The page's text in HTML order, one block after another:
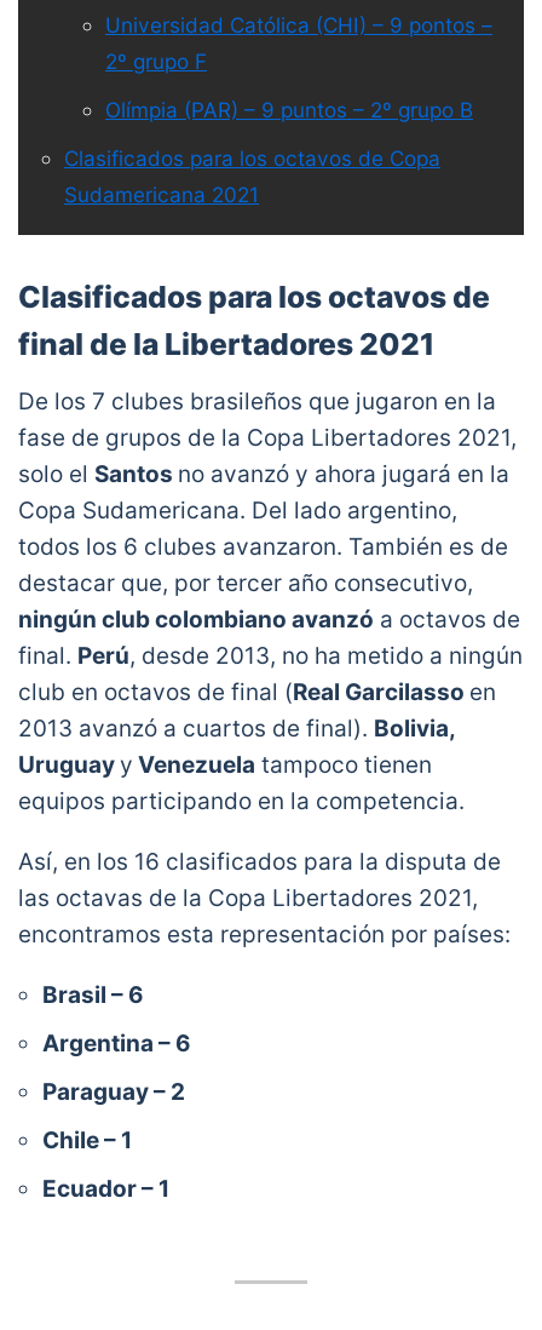
Universidad Católica (CHI) – 9 pontos –
2º grupo F
Olímpia (PAR) – 9 puntos – 2º grupo B
Clasificados para los octavos de Copa
Sudamericana 2021
Clasificados para los octavos de
final de la Libertadores 2021
De los 7 clubes brasileños que jugaron en la
fase de grupos de la Copa Libertadores 2021,
solo el Santos no avanzó y ahora jugará en la
Copa Sudamericana. Del lado argentino,
todos los 6 clubes avanzaron. También es de
destacar que, por tercer año consecutivo,
ningún club colombiano avanzó a octavos de
final. Perú, desde 2013, no ha metido a ningún
club en octavos de final (Real Garcilasso en
2013 avanzó a cuartos de final). Bolivia,
Uruguayy Venezuela tampoco tienen
equipos participando en la competencia.
Así, en los 16 clasificados para la disputa de
las octavas de la Copa Libertadores 2021,
encontramos esta representación por países:
Brasil – 6
Argentina – 6
Paraguay – 2
Chile – 1
Ecuador – 1